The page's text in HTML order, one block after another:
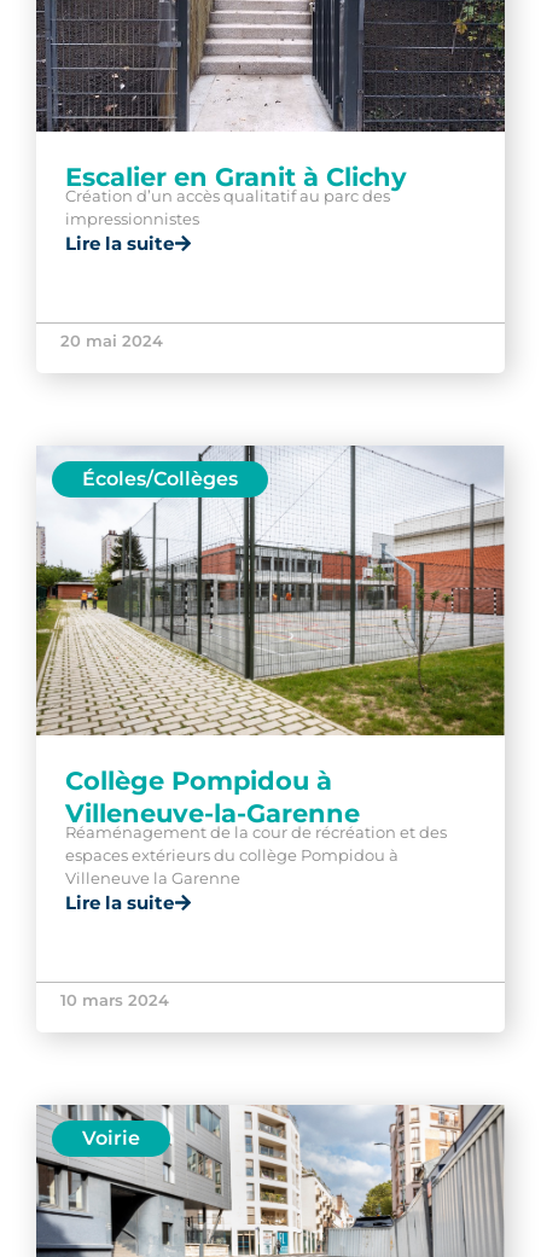
Escalier en Granit à Clichy
Création d’un accès qualitatif au parc des
impressionnistes
Lire la suite
20 mai 2024
Écoles/Collèges
Collège Pompidou à
Villeneuve-la-Garenne
Réaménagement de la cour de récréation et des
espaces extérieurs du collège Pompidou à
Villeneuve la Garenne
Lire la suite
10 mars 2024
Voirie